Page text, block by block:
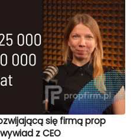
się firmą prop
z CEO